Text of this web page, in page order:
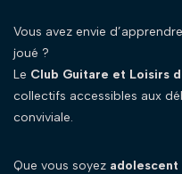
Vous avez envie
joué ?
Le Club Guitare et Loisirs
collectifs accessibles aux
conviviale.
Que vous soyez adolescent